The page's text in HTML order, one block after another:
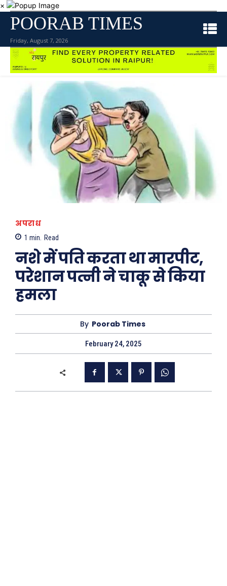
×
POORAB TIMES
Friday, August 7, 2026
अपराध
1 min. Read
नशे में पति करता था मारपीट,
परेशान पत्नी ने चाकू से किया
हमला
By Poorab Times
February 24, 2025